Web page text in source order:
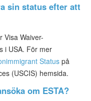
sin status efter att
Visa Waiver-
i USA. För mer
Statuspå
(USCIS) hemsida.
om ESTA?